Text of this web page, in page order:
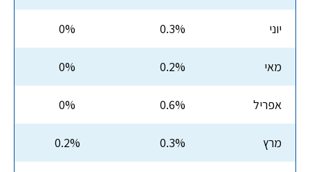
יוני 0.3%
0%
מאי 0.2%
0%
אפריל 0.6%
0%
מרץ 0.3%
0.2%